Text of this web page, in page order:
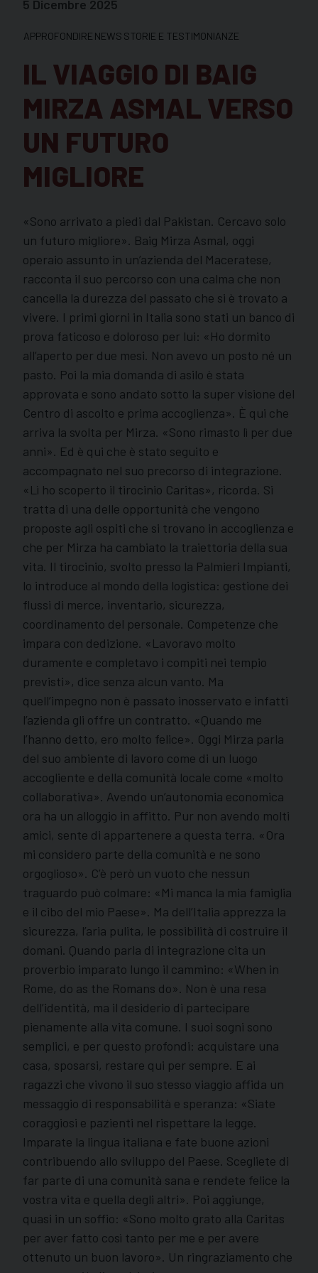
5 Dicembre 2025
APPROFONDIRE NEWS STORIE E TESTIMONIANZE
IL VIAGGIO DI BAIG
MIRZA ASMAL VERSO
UN FUTURO
MIGLIORE
«Sono arrivato a piedi dal Pakistan. Cercavo solo
un futuro migliore». Baig Mirza Asmal, oggi
operaio assunto in un’azienda del Maceratese,
racconta il suo percorso con una calma che non
cancella la durezza del passato che si è trovato a
vivere. I primi giorni in Italia sono stati un banco di
prova faticoso e doloroso per lui: «Ho dormito
all’aperto per due mesi. Non avevo un posto né un
pasto. Poi la mia domanda di asilo è stata
approvata e sono andato sotto la super visione del
Centro di ascolto e prima accoglienza». È qui che
arriva la svolta per Mirza. «Sono rimasto lì per due
anni». Ed è qui che è stato seguito e
accompagnato nel suo precorso di integrazione.
«Lì ho scoperto il tirocinio Caritas», ricorda. Si
tratta di una delle opportunità che vengono
proposte agli ospiti che si trovano in accoglienza e
che per Mirza ha cambiato la traiettoria della sua
vita. Il tirocinio, svolto presso la Palmieri Impianti,
lo introduce al mondo della logistica: gestione dei
flussi di merce, inventario, sicurezza,
coordinamento del personale. Competenze che
impara con dedizione. «Lavoravo molto
duramente e completavo i compiti nei tempio
previsti», dice senza alcun vanto. Ma
quell’impegno non è passato inosservato e infatti
l’azienda gli offre un contratto. «Quando me
l’hanno detto, ero molto felice». Oggi Mirza parla
del suo ambiente di lavoro come di un luogo
accogliente e della comunità locale come «molto
collaborativa». Avendo un’autonomia economica
ora ha un alloggio in affitto. Pur non avendo molti
amici, sente di appartenere a questa terra. «Ora
mi considero parte della comunità e ne sono
orgoglioso». C’è però un vuoto che nessun
traguardo può colmare: «Mi manca la mia famiglia
e il cibo del mio Paese». Ma dell’Italia apprezza la
sicurezza, l’aria pulita, le possibilità di costruire il
domani. Quando parla di integrazione cita un
proverbio imparato lungo il cammino: «When in
Rome, do as the Romans do». Non è una resa
dell’identità, ma il desiderio di partecipare
pienamente alla vita comune. I suoi sogni sono
semplici, e per questo profondi: acquistare una
casa, sposarsi, restare qui per sempre. E ai
ragazzi che vivono il suo stesso viaggio affida un
messaggio di responsabilità e speranza: «Siate
coraggiosi e pazienti nel rispettare la legge.
Imparate la lingua italiana e fate buone azioni
contribuendo allo sviluppo del Paese. Scegliete di
far parte di una comunità sana e rendete felice la
vostra vita e quella degli altri». Poi aggiunge,
quasi in un soffio: «Sono molto grato alla Caritas
per aver fatto così tanto per me e per avere
ottenuto un buon lavoro». Un ringraziamento che